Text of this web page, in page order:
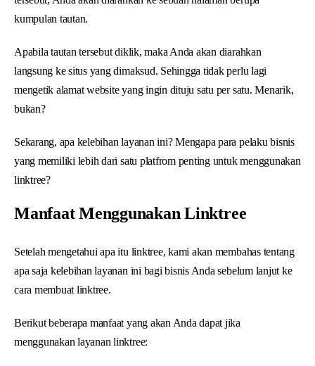
kumpulan tautan.
Apabila tautan tersebut diklik, maka Anda akan diarahkan
langsung ke situs yang dimaksud. Sehingga tidak perlu lagi
mengetik alamat website yang ingin dituju satu per satu. Menarik,
bukan?
Sekarang, apa kelebihan layanan ini? Mengapa para pelaku bisnis
yang memiliki lebih dari satu platfrom penting untuk menggunakan
linktree?
Manfaat Menggunakan Linktree
Setelah mengetahui apa itu linktree, kami akan membahas tentang
apa saja kelebihan layanan ini bagi bisnis Anda sebelum lanjut ke
cara membuat linktree.
Berikut beberapa manfaat yang akan Anda dapat jika
menggunakan layanan linktree: